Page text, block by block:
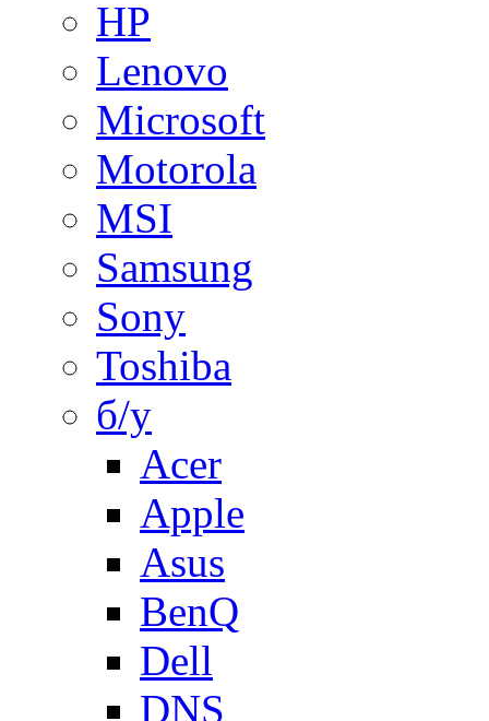
HP
Lenovo
Microsoft
Motorola
MSI
Samsung
Sony
Toshiba
б/у
Acer
Apple
Asus
BenQ
Dell
DNS